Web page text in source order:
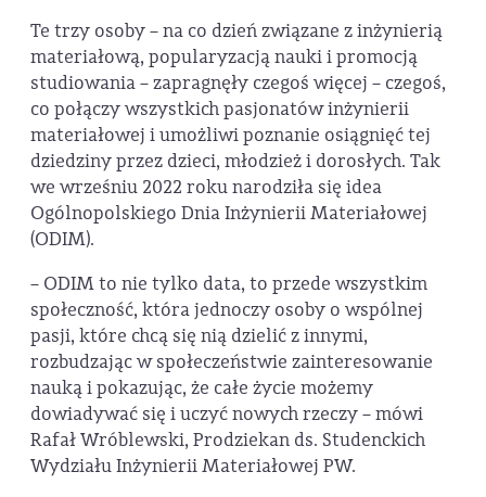
Te trzy osoby – na co dzień związane z inżynierią
materiałową, popularyzacją nauki i promocją
studiowania – zapragnęły czegoś więcej – czegoś,
co połączy wszystkich pasjonatów inżynierii
materiałowej i umożliwi poznanie osiągnięć tej
dziedziny przez dzieci, młodzież i dorosłych. Tak
we wrześniu 2022 roku narodziła się idea
Ogólnopolskiego Dnia Inżynierii Materiałowej
(ODIM).
– ODIM to nie tylko data, to przede wszystkim
społeczność, która jednoczy osoby o wspólnej
pasji, które chcą się nią dzielić z innymi,
rozbudzając w społeczeństwie zainteresowanie
nauką i pokazując, że całe życie możemy
dowiadywać się i uczyć nowych rzeczy – mówi
Rafał Wróblewski, Prodziekan ds. Studenckich
Wydziału Inżynierii Materiałowej PW.